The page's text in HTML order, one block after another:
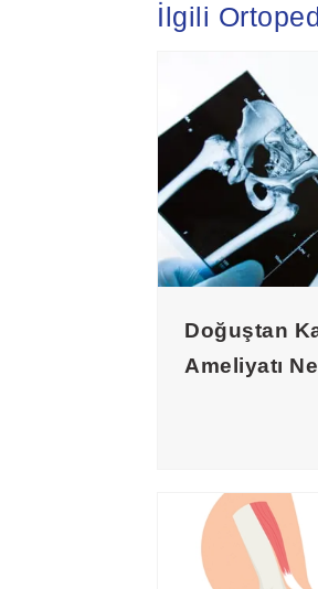
İlgili
Doğuştan
Ameliyatı